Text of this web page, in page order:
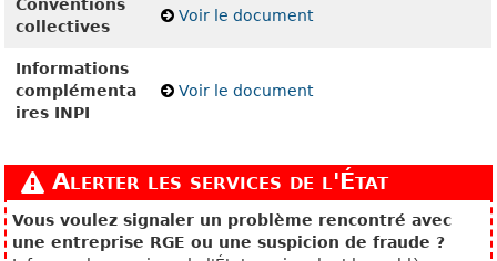
Conventions
collectives
Voir le document
Informations
complémenta
ires INPI
Voir le document
Alerter les services de l'État
Vous voulez signaler un problème rencontré avec
une entreprise RGE ou une suspicion de fraude ?